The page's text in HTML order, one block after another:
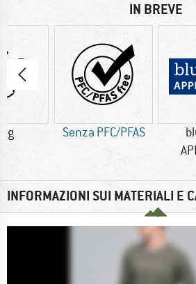
IN BREVE
g Senza PFC/PFAS
INFORMAZIONI SUI MATERIALI E